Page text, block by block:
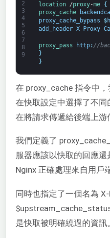
2
3
4
5
6
7
8
9
location /proxy-me
{
proxy_cache
proxy_cache_bypass
$
add_header X- Proxy-
proxy_pass http: //
}
}
在 proxy_cache 指令中
在快取設定中選擇了不
在將請求傳遞給後端上游
我們定義了
服器應該以快取的回應
Nginx 正確處理來自用戶
同時也指定了一個名為
是快取被明確繞過的資